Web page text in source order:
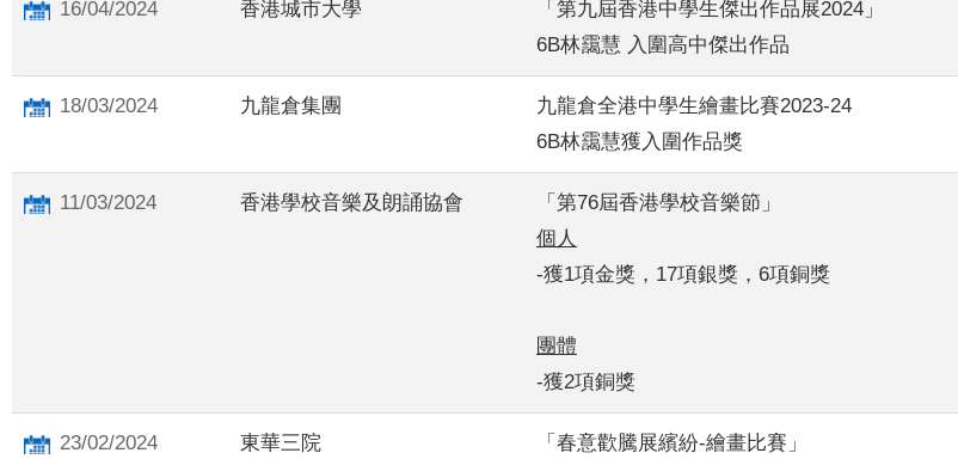
16/04/2024 香港城市大學
「第九屆香港中學生傑出作品展2024」
6B林靄慧 入圍高中傑出作品
18/03/2024 九龍倉集團
九龍倉全港中學生繪畫比賽2023-24
6B林靄慧獲入圍作品獎
11/03/2024 香港學校音樂及朗誦協會
「第76屆香港學校音樂節」
個人
-獲1項金獎，17項銀獎，6項銅獎
團體
-獲2項銅獎
23/02/2024 東華三院
「春意歡騰展繽紛-繪畫比賽」